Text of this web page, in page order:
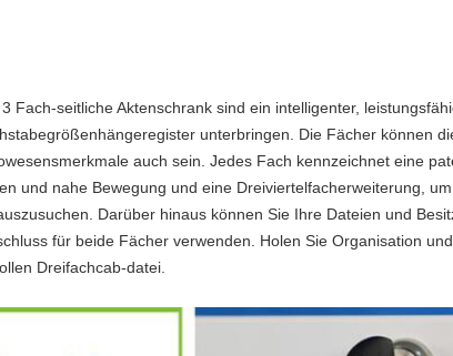
Fach-seitliche Aktenschrank sind ein intelligenter,
unterbringen. Die Fächer können
auch sein. Jedes Fach kennzeichnet eine
und nahe Bewegung und eine Dreiviertelfacherweiterung,
Darüber hinaus können Sie Ihre Dateien und
für beide Fächer verwenden. Holen Sie Organisation
Dreifachcab-datei.